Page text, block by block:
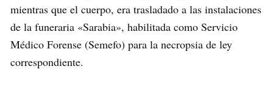
mientras que el cuerpo, era trasladado a las instalaciones
de la funeraria «Sarabia», habilitada como Servicio
Médico Forense (Semefo) para la necropsia de ley
correspondiente.